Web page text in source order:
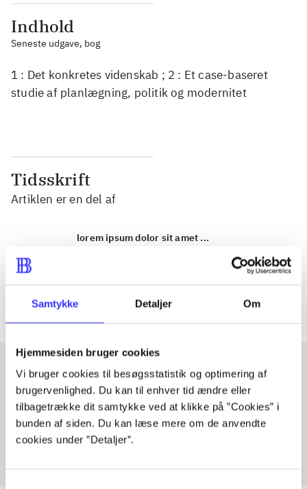
Samtykke Detaljer Om
Hjemmesiden bruger cookies
Vi bruger cookies til besøgsstatistik og optimering af
brugervenlighed. Du kan til enhver tid ændre eller
tilbagetrække dit samtykke ved at klikke på ”Cookies” i
bunden af siden. Du kan læse mere om de anvendte
cookies under ”Detaljer”.
Indhold
Seneste udgave, bog
1 : Det konkretes videnskab ; 2 : Et case-baseret
studie af planlægning, politik og modernitet
Tidsskrift
Artiklen er en del af
lorem ipsum dolor sit amet ...
Artiklerne i
Artikler med samme emner
Fra